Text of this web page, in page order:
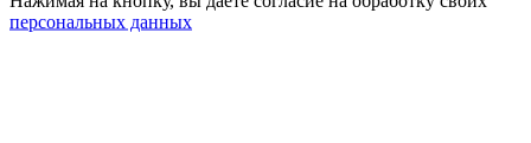
персональных данных